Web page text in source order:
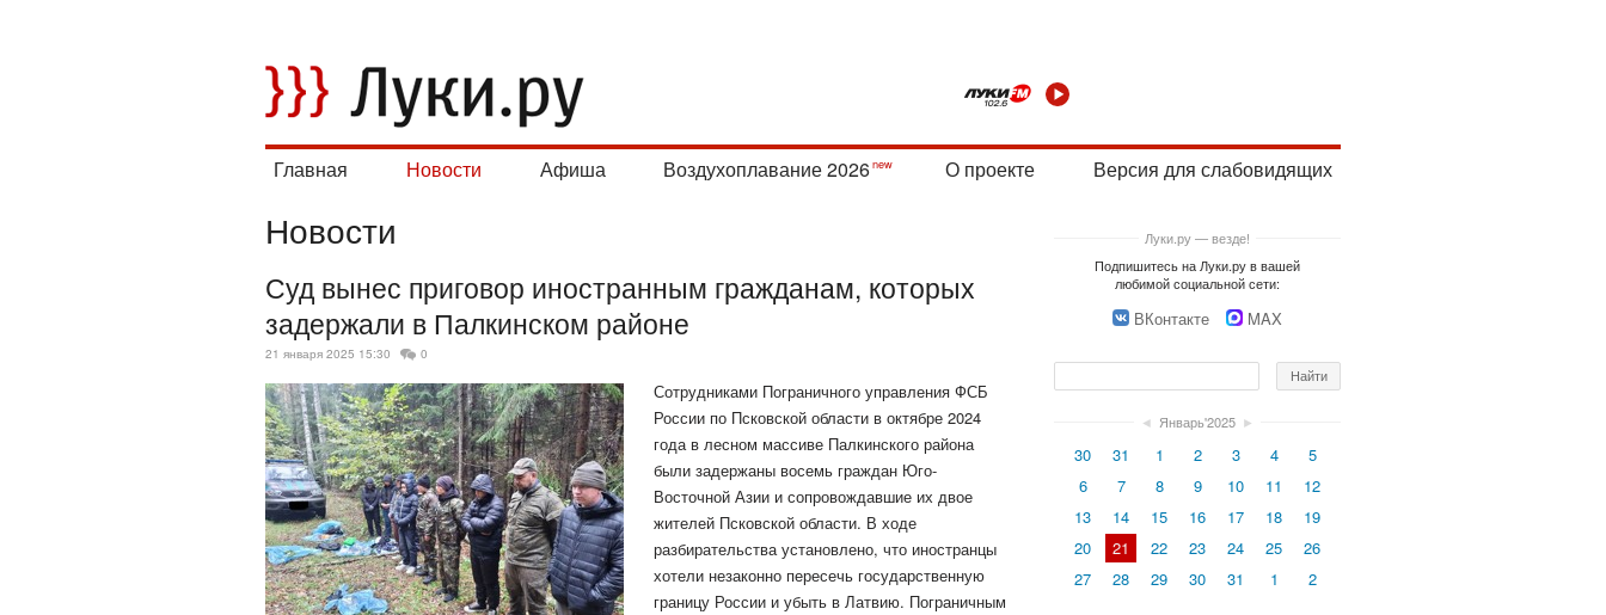
Главная Новости Афиша Воздухоплавание 2026 О проекте Версия для слабовидящих
Новости
Суд вынес приговор иностранным гражданам, которых
задержали в Палкинском районе
21 января 2025 15:30 0
Сотрудниками Пограничного управления ФСБ
России по Псковской области в октябре 2024
года в лесном массиве Палкинского района
были задержаны восемь граждан Юго-
Восточной Азии и сопровождавшие их двое
жителей Псковской области. В ходе
разбирательства установлено, что иностранцы
хотели незаконно пересечь государственную
границу России и убыть в Латвию. Пограничным
Луки.ру — везде!
Подпишитесь на Луки.ру в вашей
любимой социальной сети:
ВКонтакте MAX
◄ Январь'2025 ►
30 31 1 2 3 4
5
6
7 8 9 10 11
12
13
14 15 16 17 18
19
20
21 22 23 24 25
26
27
28 29 30 31 1 2